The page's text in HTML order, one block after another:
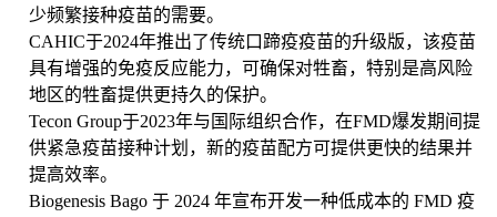
少频繁接种疫苗的需要。
CAHIC于2024年推出了传统口蹄疫疫苗的升级版，该疫苗
具有增强的免疫反应能力，可确保对牲畜，特别是高风险
地区的牲畜提供更持久的保护。
Tecon Group于2023年与国际组织合作，在FMD爆发期间提
供紧急疫苗接种计划，新的疫苗配方可提供更快的结果并
提高效率。
Biogenesis Bago 于 2024 年宣布开发一种低成本的 FMD 疫